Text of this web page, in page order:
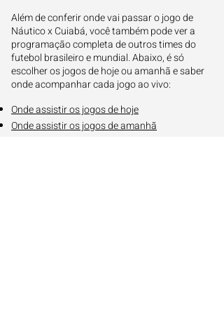
Além de conferir onde vai passar o jogo de
Náutico x Cuiabá, você também pode ver a
programação completa de outros times do
futebol brasileiro e mundial. Abaixo, é só
escolher os jogos de hoje ou amanhã e saber
onde acompanhar cada jogo ao vivo:
Onde assistir os jogos de hoje
Onde assistir os jogos de amanhã